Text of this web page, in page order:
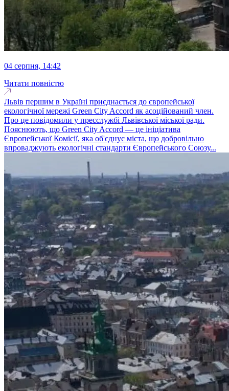
04 серпня, 14:42
Читати повністю
Львів першим в Україні приєднається до європейської
екологічної мережі Green City Accord як асоційований член.
Про це повідомили у пресслужбі Львівської міської ради.
Пояснюють, що Green City Accord — це ініціатива
Європейської Комісії, яка об'єднує міста, що добровільно
впроваджують екологічні стандарти Європейського Союзу...